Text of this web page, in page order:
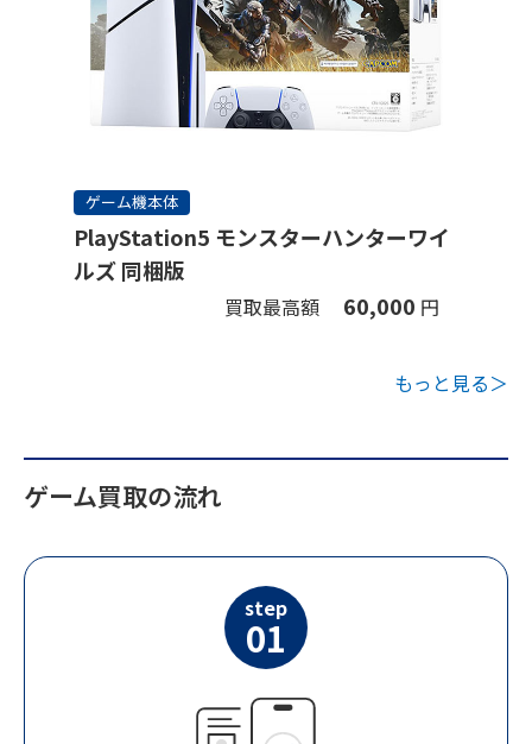
ゲーム機本体
PlayStation5 モンスターハンターワイ
ルズ 同梱版
買取最高額 60,000 円
もっと見る＞
ゲーム買取の流れ
step
01